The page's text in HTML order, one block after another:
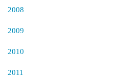
2008
2009
2010
2011